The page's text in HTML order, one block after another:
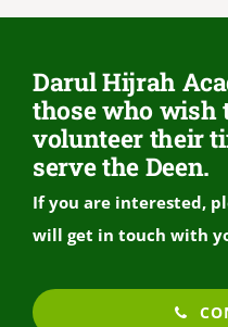
Darul Hijrah
those who wish
volunteer their
serve the Deen.
If you are interested,
will get in touch with